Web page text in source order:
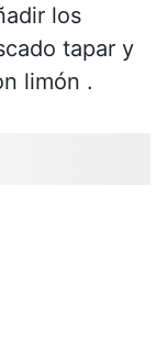
los
tapar y
limón .